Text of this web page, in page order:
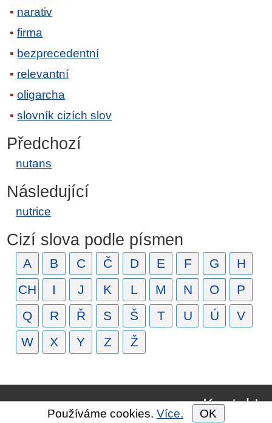
narativ
firma
bezprecedentní
relevantní
oligarcha
slovník cizích slov
Předchozí
nutans
Následující
nutrice
Cizí slova podle písmen
A B C Č D E F G
H
CH
I J K L M N O
P
Q
R Ř S Š T U Ú
V
W
X Y Z Ž
Kontakt
Používáme cookies. Více. OK